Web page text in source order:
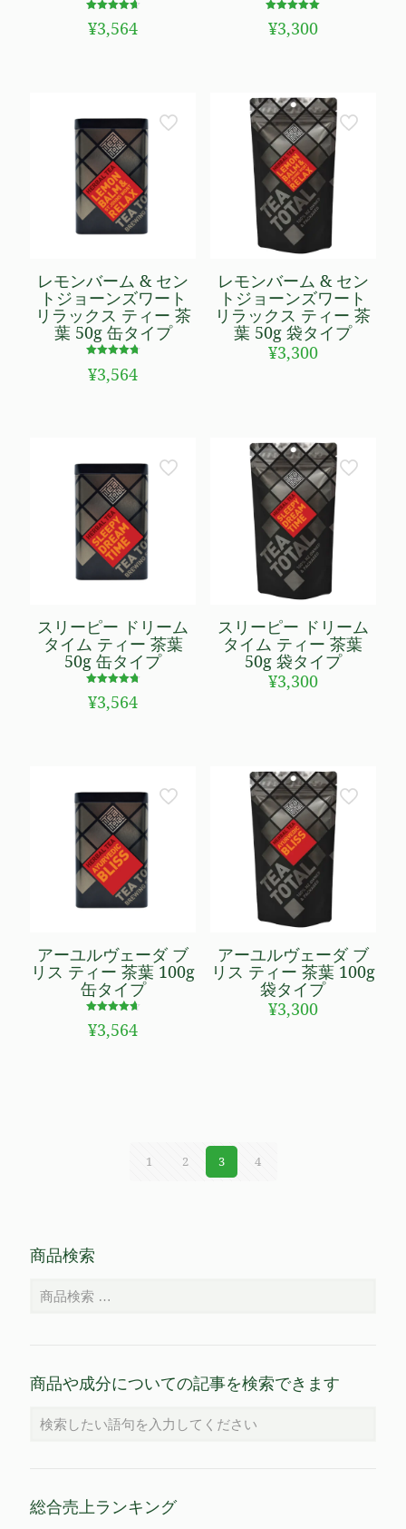
4.69
の評価
¥3,564
5.00
の評価
¥3,300
レモンバーム & セン
トジョーンズワート
リラックス ティー 茶
葉 50g 缶タイプ
4.75
の評価
¥3,564
レモンバーム & セン
トジョーンズワート
リラックス ティー 茶
葉 50g 袋タイプ
¥3,300
スリーピー ドリーム
タイム ティー 茶葉
50g 缶タイプ
4.79
の評価
¥3,564
スリーピー ドリーム
タイム ティー 茶葉
50g 袋タイプ
¥3,300
アーユルヴェーダ ブ
リス ティー 茶葉 100g
缶タイプ
4.67
の評価
¥3,564
アーユルヴェーダ ブ
リス ティー 茶葉 100g
袋タイプ
¥3,300
1 2 3 4
商品検索
商品や成分についての記事を検索できます
総合売上ランキング